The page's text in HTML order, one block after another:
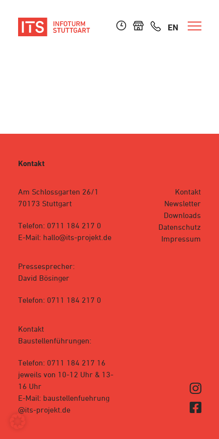
EN
Kontakt
Am Schlossgarten 26/1
70173 Stuttgart
Telefon: 0711 184 217 0
E-Mail: hallo@its-projekt.de
Pressesprecher:
David Bösinger
Telefon: 0711 184 217 0
Kontakt
Baustellenführungen:
Telefon: 0711 184 217 16
jeweils von 10-12 Uhr & 13-
16 Uhr
E-Mail: baustellenfuehrung
@its-projekt.de
Kontakt
Newsletter
Downloads
Datenschutz
Impressum